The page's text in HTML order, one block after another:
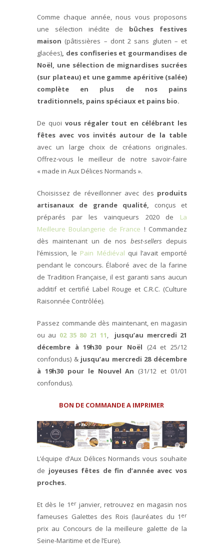
Comme chaque année, nous vous proposons
une sélection inédite de bûches festives
maison (pâtissières – dont 2 sans gluten – et
glacées), des confiseries et gourmandises de
Noël, une sélection de mignardises sucrées
(sur plateau) et une gamme apéritive (salée)
complète en plus de nos pains
traditionnels, pains spéciaux et pains bio.
De quoi vous régaler tout en célébrant les
fêtes avec vos invités autour de la table
avec un large choix de créations originales.
Offrez-vous le meilleur de notre savoir-faire
« made in Aux Délices Normands ».
Choisissez de réveillonner avec des produits
artisanaux de grande qualité, conçus et
préparés par les vainqueurs 2020 de La
Meilleure Boulangerie de France ! Commandez
dès maintenant un de nosbest-sellers depuis
l’émission, le Pain Médiéval qui l’avait emporté
pendant le concours. Élaboré avec de la farine
de Tradition Française, il est garanti sans aucun
additif et certifié Label Rouge et C.R.C. (Culture
Raisonnée Contrôlée).
Passez commande dès maintenant, en magasin
ou au 02 35 80 21 11, jusqu’au mercredi 21
décembre à 19h30 pour Noël (24 et 25/12
confondus) & jusqu’au mercredi 28 décembre
à 19h30pour le Nouvel An (31/12 et 01/01
confondus).
BON DE COMMANDE A IMPRIMER
L’équipe d’Aux Délices Normands vous souhaite
de joyeuses fêtes de fin d’année avec vos
proches.
Et dès le 1 er janvier, retrouvez en magasin nos
fameuses Galettes des Rois (lauréates du 1 er
prix au Concours de la meilleure galette de la
Seine-Maritime et de l’Eure).